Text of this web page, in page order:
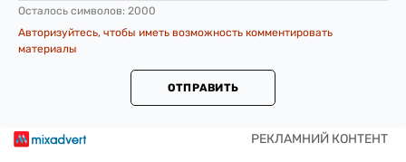
Осталось символов: 2000
Авторизуйтесь, чтобы иметь возможность комментировать
материалы
ОТПРАВИТЬ